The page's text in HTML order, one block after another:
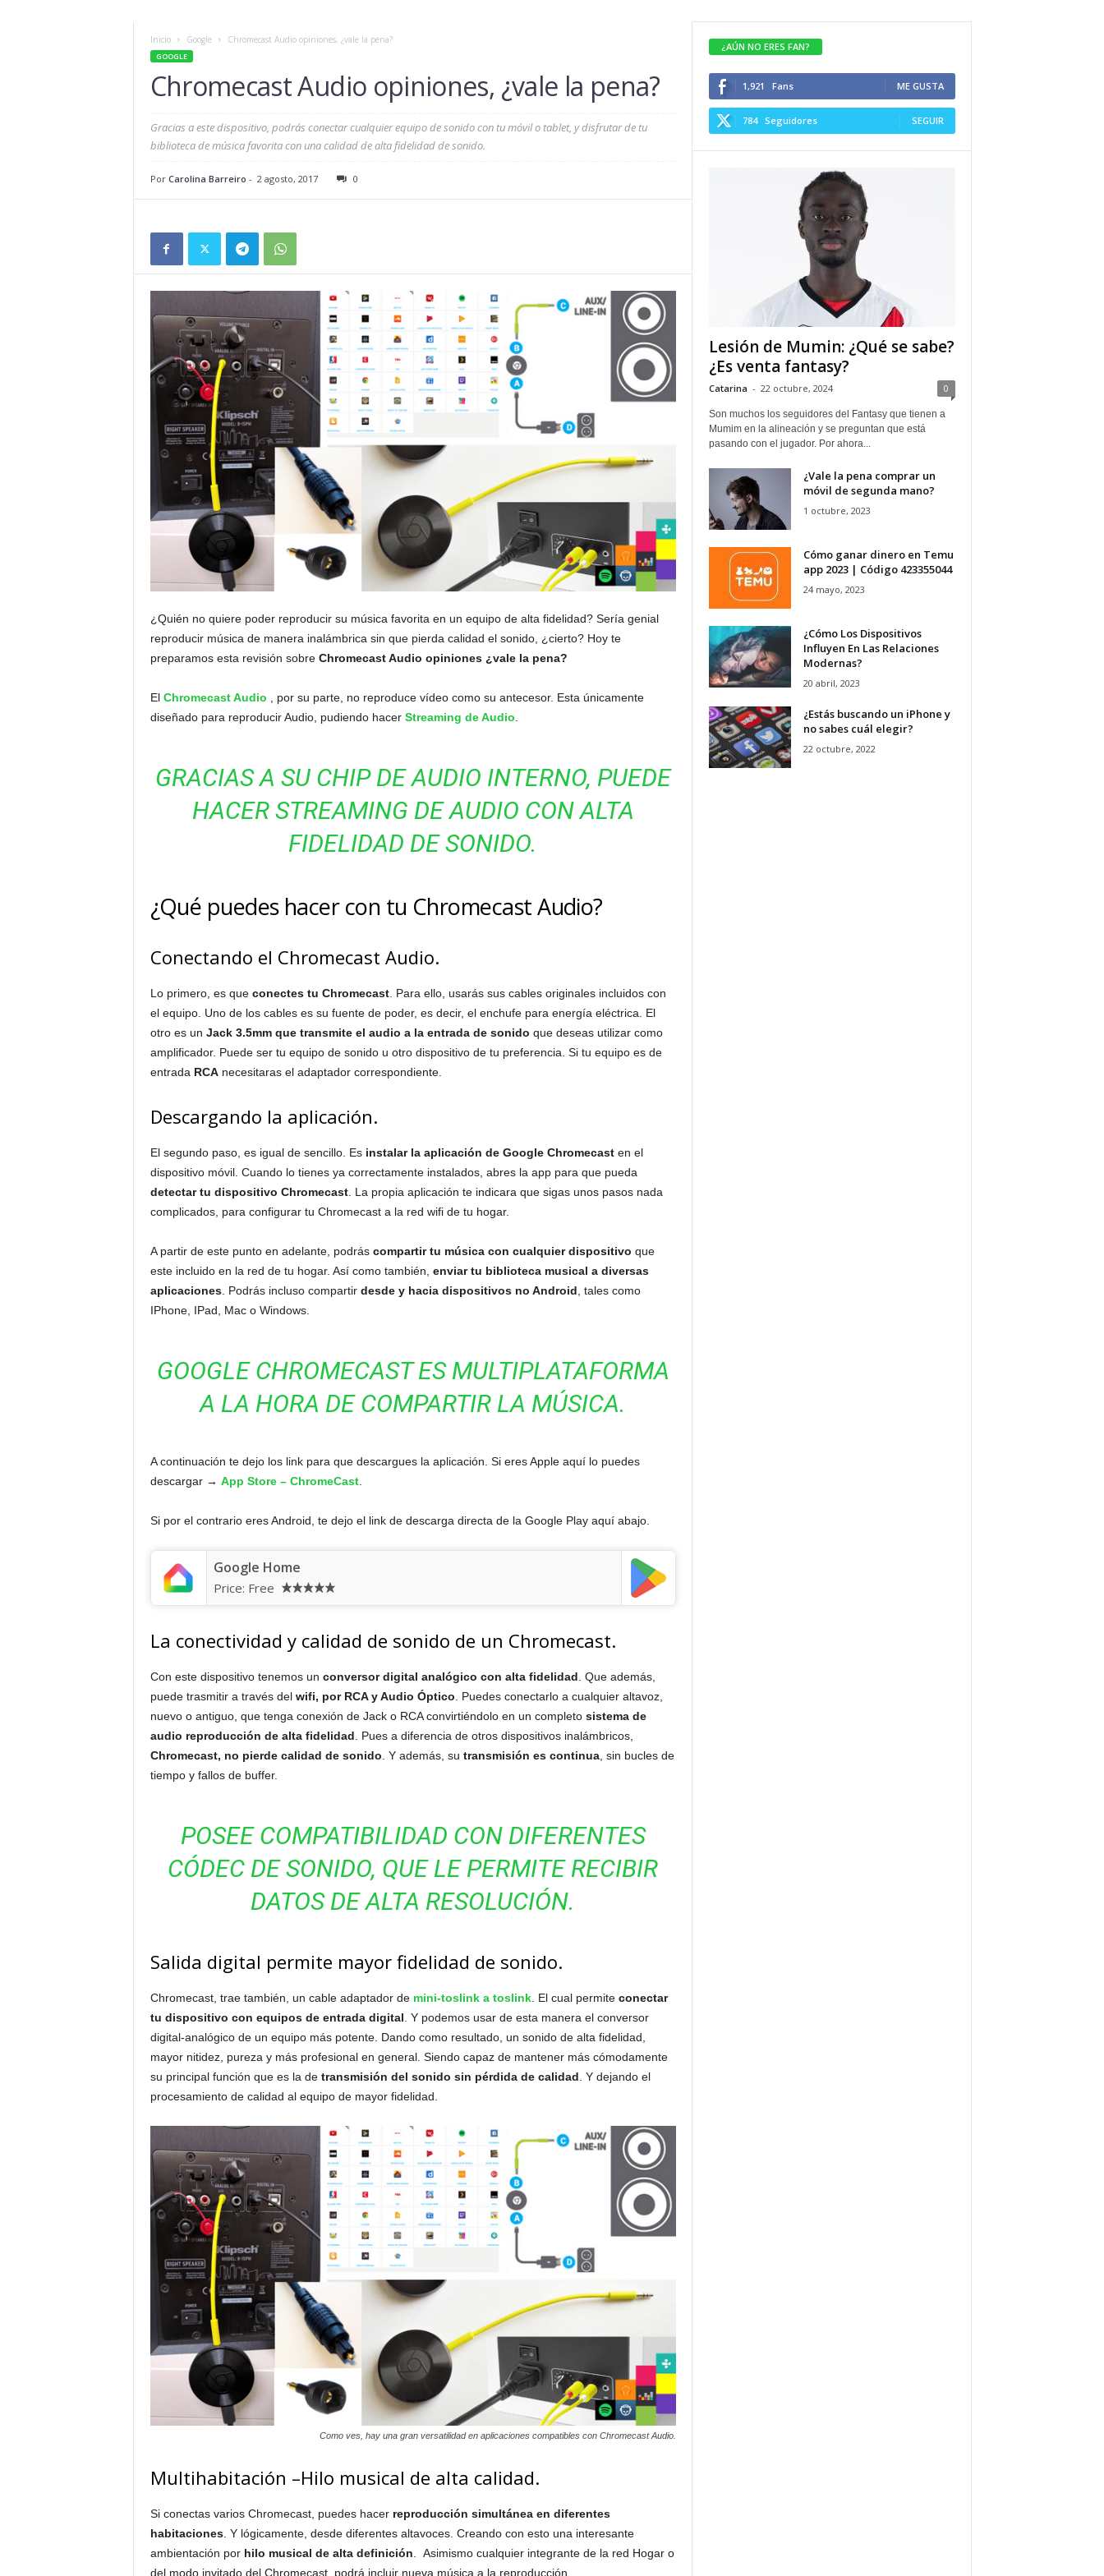
Inicio Google Chromecast Audio opiniones, ¿vale la pena?
GOOGLE
Chromecast Audio opiniones, ¿vale la pena?
Gracias a este dispositivo, podrás conectar cualquier equipo de sonido con tu móvil o tablet, y disfrutar de tu
biblioteca de música favorita con una calidad de alta fidelidad de sonido.
Por Carolina Barreiro - 2 agosto, 2017 0
¿Quién no quiere poder reproducir su música favorita en un equipo de alta fidelidad? Sería genial
reproducir música de manera inalámbrica sin que pierda calidad el sonido, ¿cierto? Hoy te
preparamos esta revisión sobre Chromecast Audio opiniones ¿vale la pena?
El Chromecast Audio
, por su parte, no reproduce vídeo como su antecesor. Esta únicamente
diseñado para reproducir Audio, pudiendo hacer Streaming de Audio
GRACIAS A SU CHIP DE AUDIO INTERNO, PUEDE
HACER STREAMING DE AUDIO CON ALTA
FIDELIDAD DE SONIDO.
¿Qué puedes hacer con tu Chromecast Audio?
Conectando el Chromecast Audio.
Lo primero, es que conectes tu Chromecast. Para ello, usarás sus cables originales incluidos con
el equipo. Uno de los cables es su fuente de poder, es decir, el enchufe para energía eléctrica. El
otro es un Jack 3.5mm que transmite el audio a la entrada de sonido que deseas utilizar como
amplificador. Puede ser tu equipo de sonido u otro dispositivo de tu preferencia. Si tu equipo es de
entrada RCAnecesitaras el adaptador correspondiente.
Descargando la aplicación.
El segundo paso, es igual de sencillo. Es instalar la aplicación de Google Chromecasten el
dispositivo móvil. Cuando lo tienes ya correctamente instalados, abres la app para que pueda
detectar tu dispositivo Chromecast. La propia aplicación te indicara que sigas unos pasos nada
complicados, para configurar tu Chromecast a la red wifi de tu hogar.
A partir de este punto en adelante, podrás compartir tu música con cualquier dispositivo que
este incluido en la red de tu hogar. Así como también, enviar tu biblioteca musical a diversas
aplicaciones. Podrás incluso compartir desde y hacia dispositivos no Android , tales como
IPhone, IPad, Mac o Windows.
GOOGLE CHROMECAST ES MULTIPLATAFORMA
A LA HORA DE COMPARTIR LA MÚSICA.
A continuación te dejo los link para que descargues la aplicación. Si eres Apple aquí lo puedes
descargar → App Store – ChromeCast.
Si por el contrario eres Android, te dejo el link de descarga directa de la Google Play aquí abajo.
Google Home
Price: Free
La conectividad y calidad de sonido de un Chromecast.
Con este dispositivo tenemos un conversor digital analógico con alta fidelidad . Que además,
puede trasmitir a través del wifi, por RCA y Audio Óptico . Puedes conectarlo a cualquier altavoz,
nuevo o antiguo, que tenga conexión de Jack o RCA convirtiéndolo en un completo sistema de
audio reproducción de alta fidelidad . Pues a diferencia de otros dispositivos inalámbricos,
Chromecast, no pierde calidad de sonido . Y además, su transmisión es continua, sin bucles de
tiempo y fallos de buffer.
POSEE COMPATIBILIDAD CON DIFERENTES
CÓDEC DE SONIDO, QUE LE PERMITE RECIBIR
DATOS DE ALTA RESOLUCIÓN.
Salida digital permite mayor fidelidad de sonido.
Chromecast, trae también, un cable adaptador de mini-toslink a toslink. El cual permite conectar
tu dispositivo con equipos de entrada digital . Y podemos usar de esta manera el conversor
digital-analógico de un equipo más potente. Dando como resultado, un sonido de alta fidelidad,
mayor nitidez, pureza y más profesional en general. Siendo capaz de mantener más cómodamente
su principal función que es la de transmisión del sonido sin pérdida de calidad . Y dejando el
procesamiento de calidad al equipo de mayor fidelidad.
Como ves, hay una gran versatilidad en aplicaciones compatibles con Chromecast Audio.
Multihabitación –Hilo musical de alta calidad.
Si conectas varios Chromecast, puedes hacerreproducción simultánea en diferentes
habitaciones. Y lógicamente, desde diferentes altavoces. Creando con esto una interesante
ambientación por hilo musical de alta definición. Asimismo cualquier integrante de la red Hogar o
del modo invitado del Chromecast, podrá incluir nueva música a la reproducción.
¿AÚN NO ERES FAN?
1,921 Fans ME GUSTA
784 Seguidores SEGUIR
Lesión de Mumin: ¿Qué se sabe?
¿Es venta fantasy?
Catarina - 22 octubre, 2024 0
Son muchos los seguidores del Fantasy que tienen a
Mumim en la alineación y se preguntan que está
pasando con el jugador. Por ahora...
¿Vale la pena comprar un
móvil de segunda mano?
1 octubre, 2023
Cómo ganar dinero en Temu
app 2023 | Código 423355044
24 mayo, 2023
¿Cómo Los Dispositivos
Influyen En Las Relaciones
Modernas?
20 abril, 2023
¿Estás buscando un iPhone y
no sabes cuál elegir?
22 octubre, 2022